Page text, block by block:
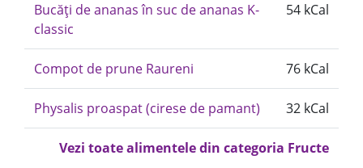
Bucăți de ananas în suc de ananas K-
classic
54 kCal
Compot de prune Raureni 76 kCal
Physalis proaspat (cirese de pamant) 32 kCal
Vezi toate alimentele din categoria Fructe